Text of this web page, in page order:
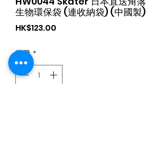
生物環保袋 (連收納袋) (中國製)
HK$123.00
数量*